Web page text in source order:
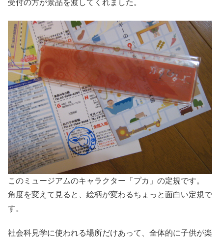
受付の方が景品を渡してくれました。
このミュージアムのキャラクター「プカ」の定規です。
角度を変えて見ると、絵柄が変わるちょっと面白い定規で
す。
社会科見学に使われる場所だけあって、全体的に子供が楽